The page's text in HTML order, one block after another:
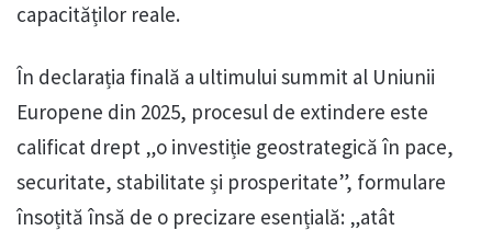
capacităților reale.
În declarația finală a ultimului summit al Uniunii
Europene din 2025, procesul de extindere este
calificat drept „o investiție geostrategică în pace,
securitate, stabilitate și prosperitate”, formulare
însoțită însă de o precizare esențială: „atât